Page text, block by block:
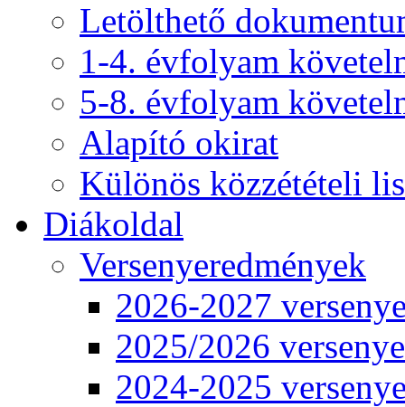
Letölthető
1-4. évfolyam
5-8. évfolyam
Alapító okirat
Különös közzétételi
Diákoldal
Versenyeredmények
2026-2027
2025/2026
2024-2025